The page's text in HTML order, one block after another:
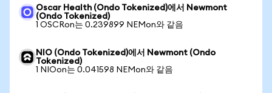
Oscar Health (Ondo Tokenized)에서 Newmont
(Ondo Tokenized)
1 OSCRon는 0.239899 NEMon와 같음
NIO (Ondo Tokenized)에서 Newmont (Ondo
Tokenized)
1 NIOon는 0.041598 NEMon와 같음